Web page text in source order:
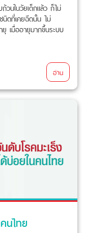
วนในวัยเด็กแล้ว ก็ไม่
นิดที่เคยฉีดนั้น ไม่
เมื่ออายุมากขึ้นระบบ
อ่าน
นไทย